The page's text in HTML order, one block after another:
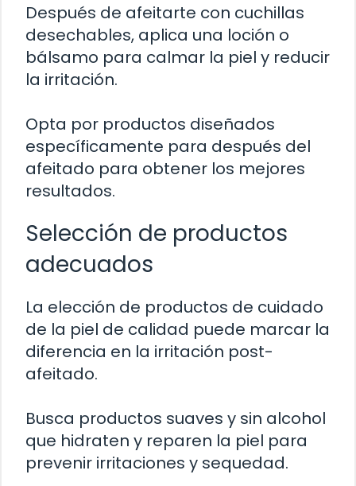
Después de afeitarte con cuchillas
desechables, aplica una loción o
bálsamo para calmar la piel y reducir
la irritación.
Opta por productos diseñados
específicamente para después del
afeitado para obtener los mejores
resultados.
Selección de productos
adecuados
La elección de productos de cuidado
de la piel de calidad puede marcar la
diferencia en la irritación post-
afeitado.
Busca productos suaves y sin alcohol
que hidraten y reparen la piel para
prevenir irritaciones y sequedad.